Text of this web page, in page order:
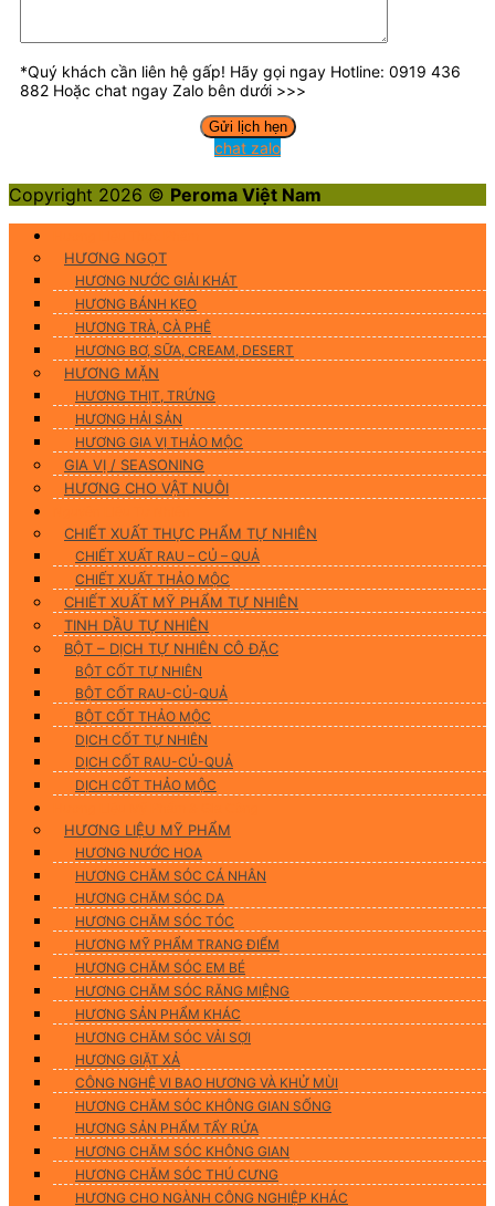
*Quý khách cần liên hệ gấp! Hãy gọi ngay Hotline: 0919 436
882 Hoặc chat ngay Zalo bên dưới >>>
chat zalo
Copyright 2026 © Peroma Việt Nam
HƯƠNG NGỌT
HƯƠNG NƯỚC GIẢI KHÁT
HƯƠNG BÁNH KẸO
HƯƠNG TRÀ, CÀ PHÊ
HƯƠNG BƠ, SỮA, CREAM, DESERT
HƯƠNG MẶN
HƯƠNG THỊT, TRỨNG
HƯƠNG HẢI SẢN
HƯƠNG GIA VỊ THẢO MỘC
GIA VỊ / SEASONING
HƯƠNG CHO VẬT NUÔI
CHIẾT XUẤT THỰC PHẨM TỰ NHIÊN
CHIẾT XUẤT RAU – CỦ – QUẢ
CHIẾT XUẤT THẢO MỘC
CHIẾT XUẤT MỸ PHẨM TỰ NHIÊN
TINH DẦU TỰ NHIÊN
BỘT – DỊCH TỰ NHIÊN CÔ ĐẶC
BỘT CỐT TỰ NHIÊN
BỘT CỐT RAU-CỦ-QUẢ
BỘT CỐT THẢO MỘC
DỊCH CỐT TỰ NHIÊN
DỊCH CỐT RAU-CỦ-QUẢ
DỊCH CỐT THẢO MỘC
HƯƠNG LIỆU MỸ PHẨM
HƯƠNG NƯỚC HOA
HƯƠNG CHĂM SÓC CÁ NHÂN
HƯƠNG CHĂM SÓC DA
HƯƠNG CHĂM SÓC TÓC
HƯƠNG MỸ PHẨM TRANG ĐIỂM
HƯƠNG CHĂM SÓC EM BÉ
HƯƠNG CHĂM SÓC RĂNG MIỆNG
HƯƠNG SẢN PHẨM KHÁC
HƯƠNG CHĂM SÓC VẢI SỢI
HƯƠNG GIẶT XẢ
CÔNG NGHỆ VI BAO HƯƠNG VÀ KHỬ MÙI
HƯƠNG CHĂM SÓC KHÔNG GIAN SỐNG
HƯƠNG SẢN PHẨM TẨY RỬA
HƯƠNG CHĂM SÓC KHÔNG GIAN
HƯƠNG CHĂM SÓC THÚ CƯNG
HƯƠNG CHO NGÀNH CÔNG NGHIỆP KHÁC